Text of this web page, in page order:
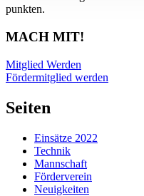
punkten.
MACH MIT!
Mitglied Werden
Fördermitglied werden
Seiten
Einsätze 2022
Technik
Mannschaft
Förderverein
Neuigkeiten